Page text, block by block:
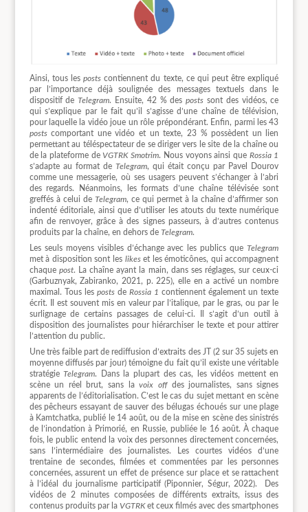
Ainsi, tous lesposts contiennent du texte, ce qui peut être expliqué
par l’importance déjà soulignée des messages textuels dans le
dispositif deTelegram. Ensuite, 42 % despostssont des vidéos, ce
qui s’explique par le fait qu’il s’agisse d’une chaîne de télévision,
pour laquelle la vidéo joue un rôle prépondérant. Enfin, parmi les 43
postscomportant une vidéo et un texte, 23 % possèdent un lien
permettant au téléspectateur de se diriger vers le site de la chaîne ou
de la plateforme deVGTRK Smotrim. Nous voyons ainsi que Rossia 1
s’adapte au format de Telegram, qui était conçu par Pavel Dourov
comme une messagerie, où ses usagers peuvent s’échanger à l’abri
des regards. Néanmoins, les formats d’une chaîne télévisée sont
greffés à celui de Telegram, ce qui permet à la chaîne d’affirmer son
indenté éditoriale, ainsi que d’utiliser les atouts du texte numérique
afin de renvoyer, grâce à des signes passeurs, à d’autres contenus
produits par la chaîne, en dehors de Telegram.
Les seuls moyens visibles d’échange avec les publics queTelegram
met à disposition sont les likeset les émoticônes, qui accompagnent
chaque post. La chaîne ayant la main, dans ses réglages, sur ceux-ci
(Garbuznyak, Zabiranko, 2021, p. 225), elle en a activé un nombre
maximal. Tous les posts deRossia 1 contiennent également un texte
écrit. Il est souvent mis en valeur par l’italique, par le gras, ou par le
surlignage de certains passages de celui-ci. Il s’agit d’un outil à
disposition des journalistes pour hiérarchiser le texte et pour attirer
l’attention du public.
Une très faible part de rediffusion d’extraits des JT (2 sur 35 sujets en
moyenne diffusés par jour) témoigne du fait qu’il existe une véritable
stratégieTelegram. Dans la plupart des cas, les vidéos mettent en
scène un réel brut, sans lavoix offdes journalistes, sans signes
apparents de l’éditorialisation. C’est le cas du sujet mettant en scène
des pêcheurs essayant de sauver des bélugas échoués sur une plage
à Kamtchatka, publié le 14 août, ou de la mise en scène des sinistrés
de l’inondation à Primorié, en Russie, publiée le 16 août. À chaque
fois, le public entend la voix des personnes directement concernées,
sans l’intermédiaire des journalistes. Les courtes vidéos d’une
trentaine de secondes, filmées et commentées par les personnes
concernées, assurent un effet de présence sur place et se rattachent
à l’idéal du journalisme participatif (Piponnier, Ségur, 2022). Des
vidéos de 2 minutes composées de différents extraits, issus des
contenus produits par la VGTRKet ceux filmés avec des smartphones